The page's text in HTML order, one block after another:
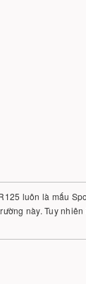
luôn là mấu
này. Tuy